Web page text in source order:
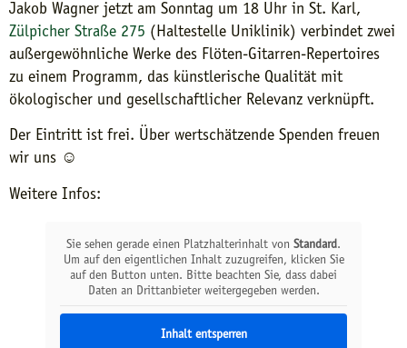
Jakob Wagner jetzt am Sonntag um 18 Uhr in St. Karl,
Zülpicher Straße 275 (Haltestelle Uniklinik) verbindet zwei
außergewöhnliche Werke des Flöten-Gitarren-Repertoires
zu einem Programm, das künstlerische Qualität mit
ökologischer und gesellschaftlicher Relevanz verknüpft.
Der Eintritt ist frei. Über wertschätzende Spenden freuen
wir uns ☺️
Weitere Infos:
Sie sehen gerade einen Platzhalterinhalt von Standard.
Um auf den eigentlichen Inhalt zuzugreifen, klicken Sie
auf den Button unten. Bitte beachten Sie, dass dabei
Daten an Drittanbieter weitergegeben werden.
Inhalt entsperren